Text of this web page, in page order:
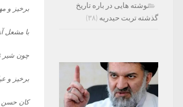
برخیز و
با مشعل
چون شیر
برخیز و
کان حسن
نوشته هایی در باره تاریخ
گذشته تربت حیدریه (۳۸)